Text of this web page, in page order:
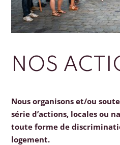
NOS
Nous organisons et/ou
série d’actions, locales ou
toute forme de
logement.